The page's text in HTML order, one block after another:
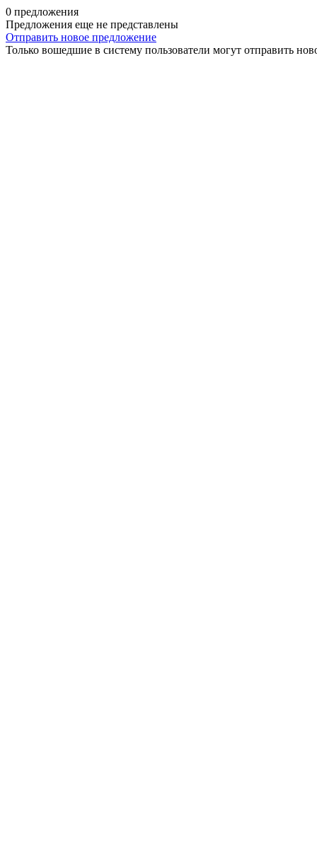
0 предложения
Предложения еще не представлены
Отправить новое предложение
Только вошедшие в систему пользователи могут отправить